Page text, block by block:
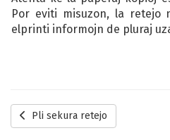
Por eviti misuzon, la retejo
elprinti informojn de pluraj
Antaŭa novaĵo :
Pli sekura retejo